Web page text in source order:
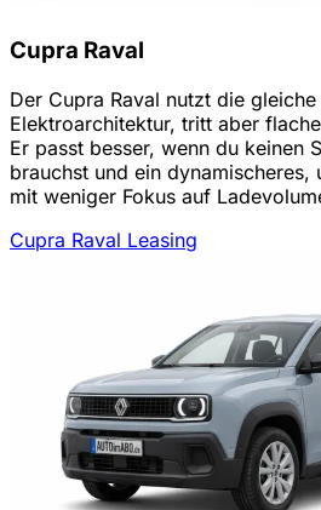
Cupra Raval
Der Cupra Raval nutzt die
Elektroarchitektur, tritt aber
Er passt besser, wenn du keinen
brauchst und ein dynamischeres,
mit weniger Fokus auf
Cupra Raval Leasing